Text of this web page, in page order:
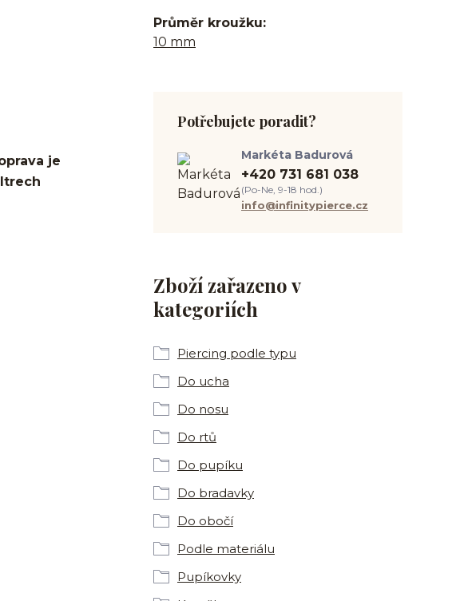
je
Průměr kroužku
10 mm
Zboží zařazeno v
kategoriích
Piercing podle typu
Do ucha
Do nosu
Do rtů
Do pupíku
Do bradavky
Do obočí
Podle materiálu
Pupíkovky
Potřebujete poradit?
Markéta Badurová
+420 731 681 038
(Po-Ne, 9-18 hod.)
info@infinitypierce.cz